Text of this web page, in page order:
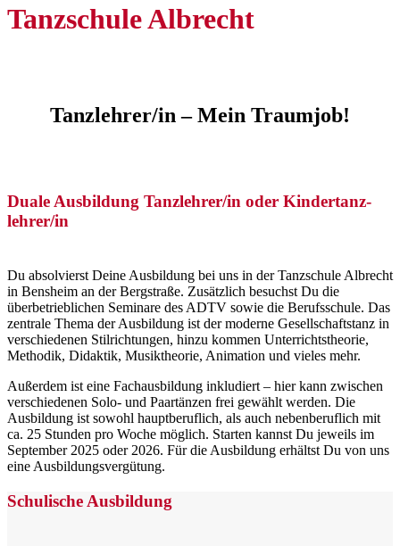
Tanzschule Albrecht
Tanzlehrer/in – Mein Traumjob!
Duale Ausbildung Tanzlehrer/in oder Kindertanz­
lehrer/in
Du absolvierst Deine Ausbildung bei uns in der Tanzschule Albrecht
in Bensheim an der Bergstraße. Zusätzlich besuchst Du die
überbetrieblichen Seminare des ADTV sowie die Berufsschule. Das
zentrale Thema der Ausbildung ist der moderne Gesellschaftstanz in
verschiedenen Stilrichtungen, hinzu kommen Unterrichtstheorie,
Methodik, Didaktik, Musiktheorie, Animation und vieles mehr.
Außerdem ist eine Fachausbildung inkludiert – hier kann zwischen
verschiedenen Solo- und Paartänzen frei gewählt werden. Die
Ausbildung ist sowohl hauptberuflich, als auch nebenberuflich mit
ca. 25 Stunden pro Woche möglich. Starten kannst Du jeweils im
September 2025 oder 2026. Für die Ausbildung erhältst Du von uns
eine Ausbildungsvergütung.
Schulische Ausbildung